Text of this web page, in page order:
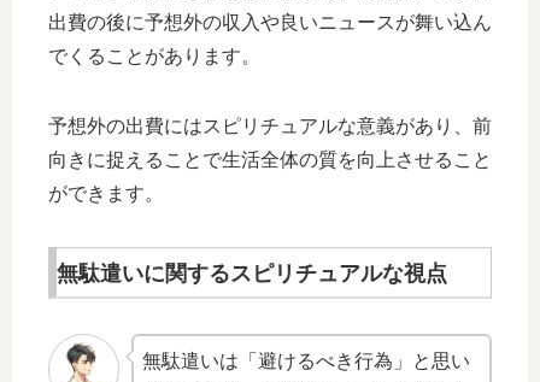
出費の後に予想外の収入や良いニュースが舞い込ん
でくることがあります。
予想外の出費にはスピリチュアルな意義があり、前
向きに捉えることで生活全体の質を向上させること
ができます。
無駄遣いに関するスピリチュアルな視点
無駄遣いは「避けるべき行為」と思い